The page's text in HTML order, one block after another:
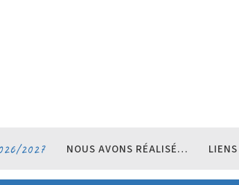
2027 NOUS AVONS RÉALISÉ… LIENS